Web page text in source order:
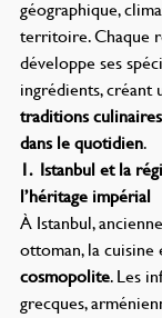
géographique,
territoire. Chaque
développe ses
ingrédients, créant
traditions
dans le quotidien.
1.  Istanbul et la
l’héritage impérial
À Istanbul,
ottoman, la cuisine
cosmopolite. Les
grecques,